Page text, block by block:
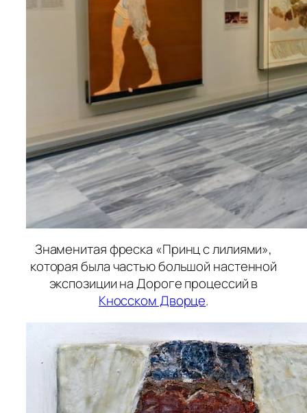
Знаменитая фреска «Принц с лилиями»,
которая была частью большой настенной
экспозиции на Дороге процессий в
Кносском Дворце.